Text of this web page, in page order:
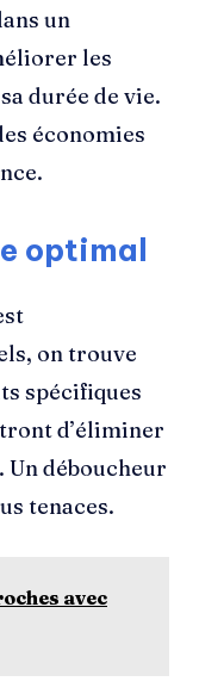
un
les
durée de vie.
économies
optimal
on trouve
spécifiques
d’éliminer
déboucheur
tenaces.
avec